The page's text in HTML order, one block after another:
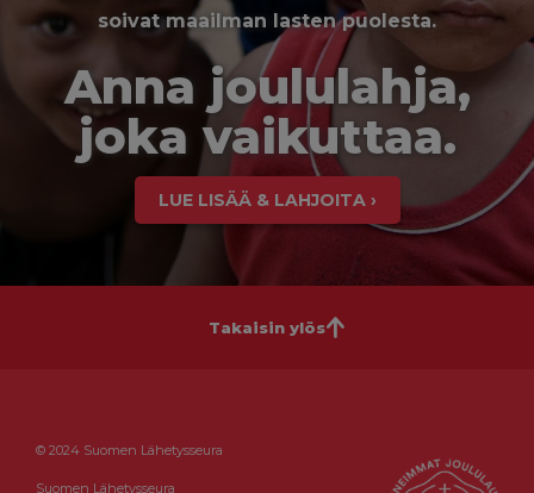
soivat maailman lasten puolesta.
Anna joululahja,
joka vaikuttaa.
LUE LISÄÄ & LAHJOITA ›
Takaisin ylös
© 2024 Suomen Lähetysseura
Suomen Lähetysseura